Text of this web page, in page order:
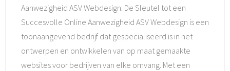
Aanwezigheid ASV Webdesign: De Sleutel tot een
Succesvolle Online Aanwezigheid ASV Webdesign is een
toonaangevend bedrijf dat gespecialiseerd is in het
ontwerpen en ontwikkelen van op maat gemaakte
websites voor bedrijven van elke omvang. Met een